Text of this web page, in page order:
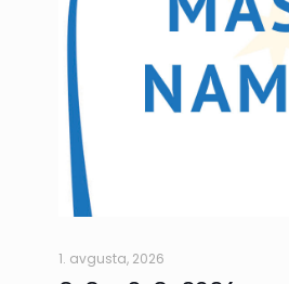
1. avgusta, 2026